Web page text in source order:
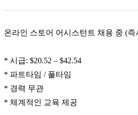
키
주
minky
합
체
온라인 스토어 어시스턴트 채용 중 (즉
* 시급: $20.52 – $42.54
* 파트타임 / 풀타임
* 경력 무관
* 체계적인 교육 제공